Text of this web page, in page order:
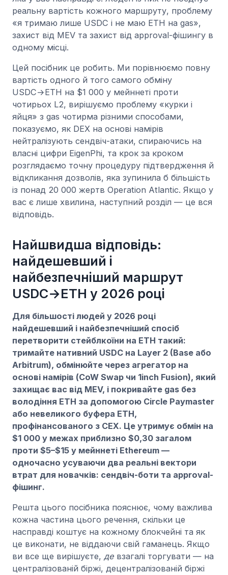
реальну вартість кожного маршруту, проблему
«я тримаю лише USDC і не маю ETH на gas»,
захист від MEV та захист від approval-фішингу в
одному місці.
Цей посібник це робить. Ми порівнюємо повну
вартість одного й того самого обміну
USDC→ETH на $1 000 у мейннеті проти
чотирьох L2, вирішуємо проблему «курки і
яйця» з gas чотирма різними способами,
показуємо, як DEX на основі намірів
нейтралізують сендвіч-атаки, спираючись на
власні цифри EigenPhi, та крок за кроком
розглядаємо точну процедуру підтвердження й
відкликання дозволів, яка зупинила б більшість
із понад 20 000 жертв Operation Atlantic. Якщо у
вас є лише хвилина, наступний розділ — це вся
відповідь.
Найшвидша відповідь:
найдешевший і
найбезпечніший маршрут
USDC→ETH у 2026 році
Для більшості людей у 2026 році
найдешевший і найбезпечніший спосіб
перетворити стейблкоїни на ETH такий:
тримайте нативний USDC на Layer 2 (Base або
Arbitrum), обмінюйте через агрегатор на
основі намірів (CoW Swap чи 1inch Fusion), який
захищає вас від MEV, і покривайте gas без
володіння ETH за допомогою Circle Paymaster
або невеликого буфера ETH,
профінансованого з CEX. Це утримує обмін на
$1 000 у межах приблизно $0,30 загалом
проти $5–$15 у мейннеті Ethereum —
одночасно усуваючи два реальні вектори
втрат для новачків: сендвіч-боти та approval-
фішинг.
Решта цього посібника пояснює, чому важлива
кожна частина цього речення, скільки це
насправді коштує на кожному блокчейні та як
це виконати, не віддаючи свій гаманець. Якщо
ви все ще вирішуєте, де взагалі торгувати — на
централізованій біржі, децентралізованій біржі